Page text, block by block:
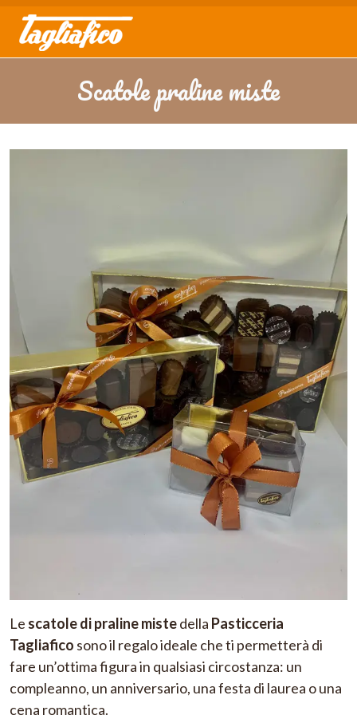
Scatole praline miste
Le scatole di praline mistedella Pasticceria
Tagliafico sono il regalo ideale che ti permetterà di
fare un’ottima figura in qualsiasi circostanza: un
compleanno, un anniversario, una festa di laurea o una
cena romantica.